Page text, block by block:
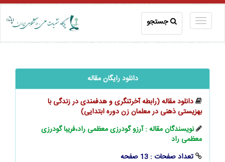
جستجو
دانلود رایگان مقاله
دانلود مقاله (رابطه آخرتنگری و هدفمندی در زندگی با
بهزیستی ذهنی در معلمان زن دوره ابتدایی)
نویسندگان مقاله : آرزو گودرزی معظمی‌ راد،فریبا گودرزی
معظمی راد
تعداد صفحات : 13 صفحه